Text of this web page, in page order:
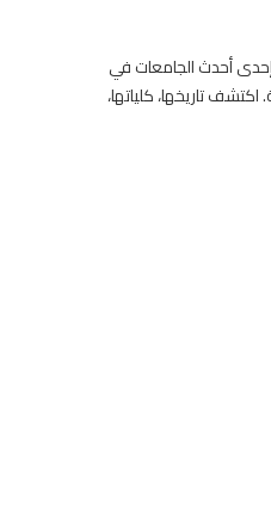
أحدث الجامعات في
تاريخها، كلياتها،